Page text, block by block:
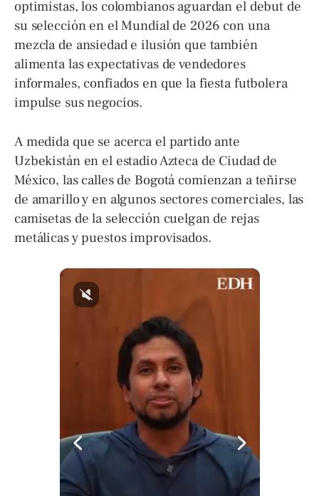
optimistas, los colombianos aguardan el debut de
su selección en el Mundial de 2026 con una
mezcla de ansiedad e ilusión que también
alimenta las expectativas de vendedores
informales, confiados en que la fiesta futbolera
impulse sus negocios.
A medida que se acerca el partido ante
Uzbekistán en el estadio Azteca de Ciudad de
México, las calles de Bogotá comienzan a teñirse
de amarillo y en algunos sectores comerciales, las
camisetas de la selección cuelgan de rejas
metálicas y puestos improvisados.